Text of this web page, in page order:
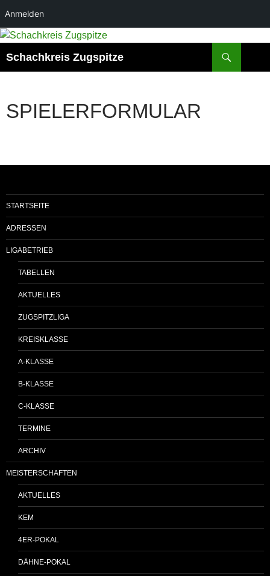
Anmelden
Zum
springen
Schachkreis Zugspitze
SPIELERFORMULAR
STARTSEITE
ADRESSEN
LIGABETRIEB
TABELLEN
AKTUELLES
ZUGSPITZLIGA
KREISKLASSE
A-KLASSE
B-KLASSE
C-KLASSE
TERMINE
ARCHIV
MEISTERSCHAFTEN
AKTUELLES
KEM
4ER-POKAL
DÄHNE-POKAL